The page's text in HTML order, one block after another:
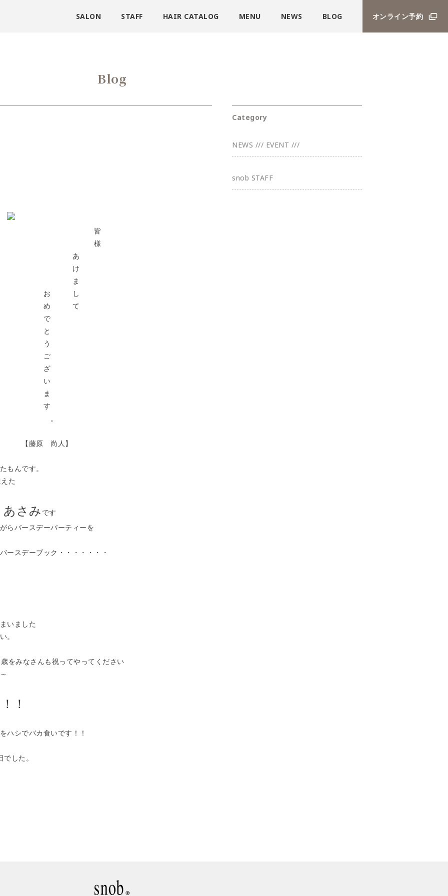
SALON STAFF HAIR CATALOG MENU NEWS BLOG オンライン予約
Blog
人】
んです。
た
さみ です
バースデーパーティーを
デーブック・・・・・・・
ました
なさんも祝ってやってください
！
でバカ食いです！！
した。
Category
NEWS /// EVENT ///
snob STAFF